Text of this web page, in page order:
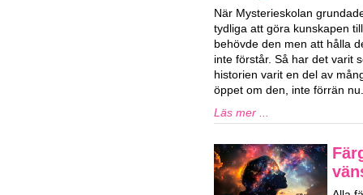
När Mysterieskolan
tydliga att göra kunskapen
behövde den men att hålla
inte förstår. Så har det varit
historien varit en del av
öppet om den, inte förrän nu.
Läs mer ...